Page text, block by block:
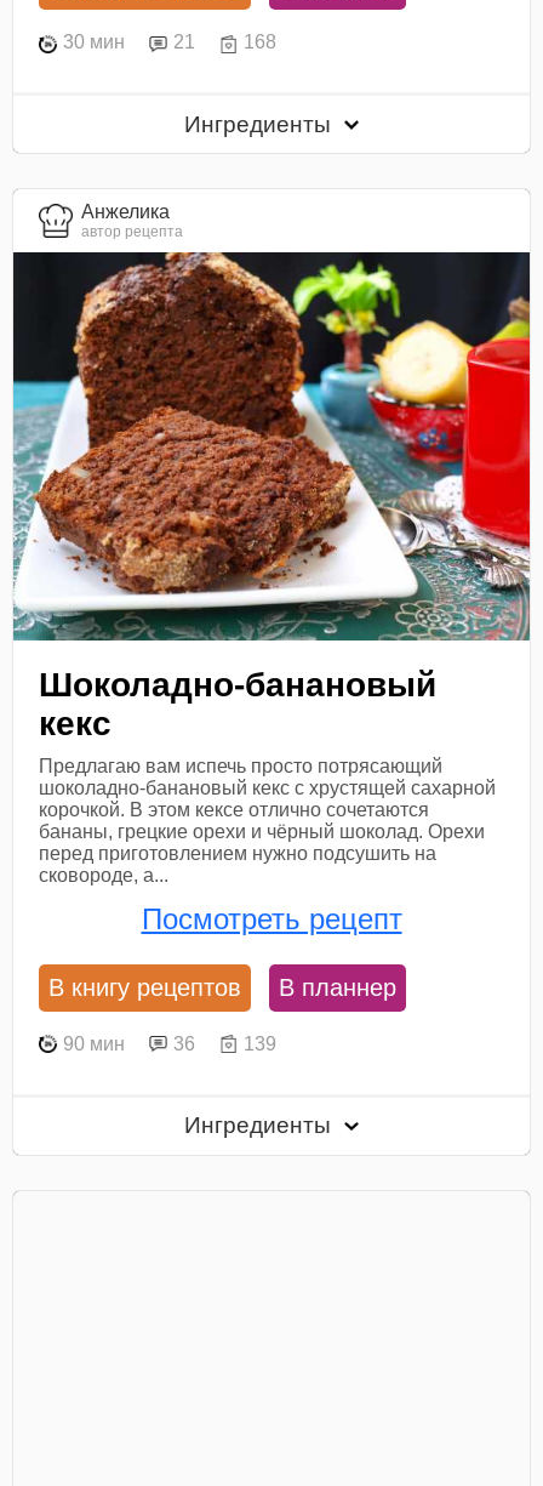
30 мин 21 168
Ингредиенты
Анжелика
автор рецепта
Шоколадно-банановый
кекс
Предлагаю вам испечь просто потрясающий
шоколадно-банановый кекс с хрустящей сахарной
корочкой. В этом кексе отлично сочетаются
бананы, грецкие орехи и чёрный шоколад. Орехи
перед приготовлением нужно подсушить на
сковороде, а...
Посмотреть рецепт
В книгу рецептов В планнер
90 мин 36 139
Ингредиенты